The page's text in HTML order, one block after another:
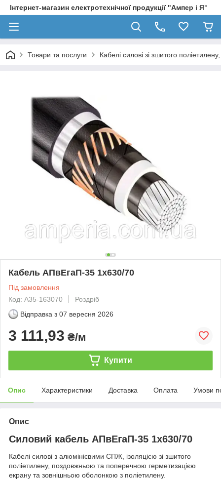
Інтернет-магазин електротехнічної продукції "Ампер і Я"
Товари та послуги Кабелі силові зі зшитого
Кабель АПвЕгаП-35 1х630/70
Під замовлення
Код: А35-163070
Роздріб
Відправка з 07 вересня 2026
3 111,93 ₴/м
Купити
Опис Характеристики Доставка Оплата Умови
Опис
Силовий кабель АПвЕгаП-35 1х630/70
Кабелі силові з алюмінієвими СПЖ, ізоляцією зі зшитого
поліетилену, поздовжньою та поперечною герметизацією
екрану та зовнішньою оболонкою з поліетилену.